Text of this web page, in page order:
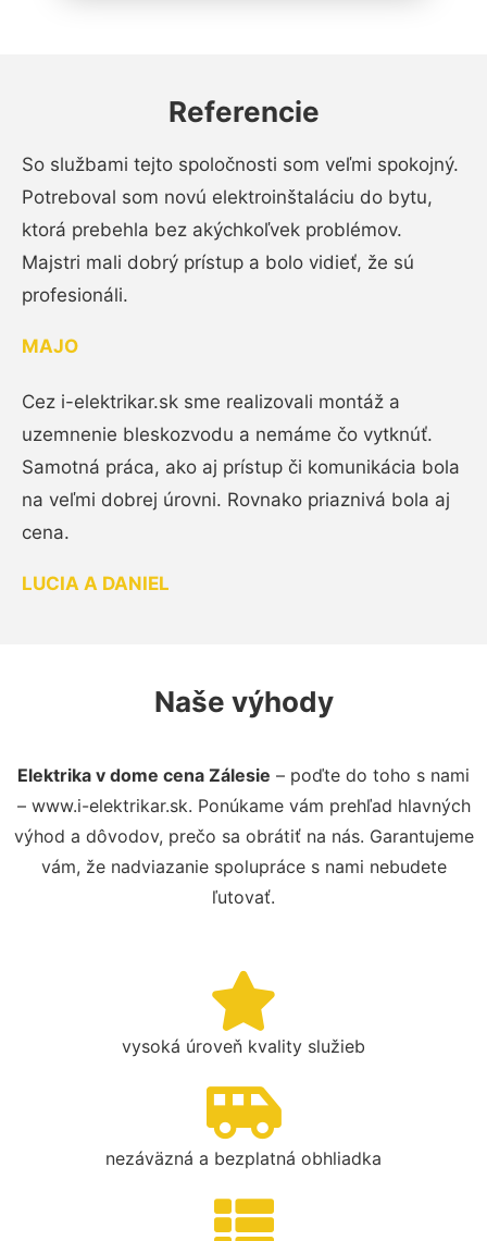
Referencie
So službami tejto spoločnosti som veľmi spokojný.
Potreboval som novú elektroinštaláciu do bytu,
ktorá prebehla bez akýchkoľvek problémov.
Majstri mali dobrý prístup a bolo vidieť, že sú
profesionáli.
MAJO
Cez i-elektrikar.sk sme realizovali montáž a
uzemnenie bleskozvodu a nemáme čo vytknúť.
Samotná práca, ako aj prístup či komunikácia bola
na veľmi dobrej úrovni. Rovnako priaznivá bola aj
cena.
LUCIA A DANIEL
Naše výhody
Elektrika v dome cena Zálesie – poďte do toho s nami
– www.i-elektrikar.sk. Ponúkame vám prehľad hlavných
výhod a dôvodov, prečo sa obrátiť na nás. Garantujeme
vám, že nadviazanie spolupráce s nami nebudete
ľutovať.
vysoká úroveň kvality služieb
nezáväzná a bezplatná obhliadka